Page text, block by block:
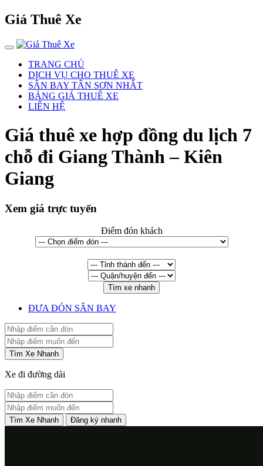
Giá Thuê Xe
TRANG CHỦ
DỊCH VỤ CHO THUÊ XE
SÂN BAY TÂN SƠN NHẤT
BẢNG GIÁ THUÊ XE
LIÊN HỆ
Giá thuê xe hợp đồng du lịch 7
chỗ đi Giang Thành – Kiên
Giang
Xem giá trực tuyến
Điểm đón khách
Tìm xe nhanh
ĐƯA ĐÓN SÂN BAY
Tìm Xe Nhanh
Xe đi đường dài
Tìm Xe Nhanh Đăng ký nhanh